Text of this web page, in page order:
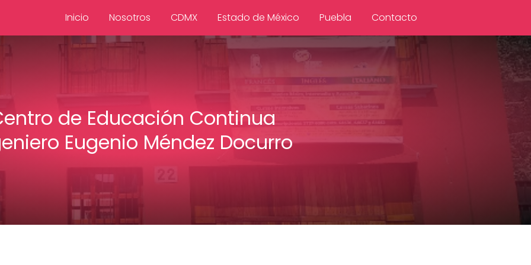
Inicio Nosotros CDMX Estado de México Puebla Contacto
de Educación Continua
Eugenio Méndez Docurro